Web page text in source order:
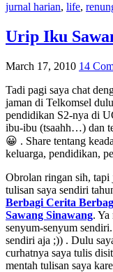
jurnal harian, life,
Urip Iku
March 17, 2010 14
Tadi pagi saya chat
jaman di Telkomsel
pendidikan S2-nya di
ibu-ibu (tsaahh…) dan
😀 . Share tentang
keluarga, pendidikan,
Obrolan ringan sih, tapi
tulisan saya sendiri
Berbagi Cerita
Sawang Sinawang. Ya
senyum-senyum
sendiri aja ;)) . Dulu
curhatnya saya tulis
mentah tulisan saya